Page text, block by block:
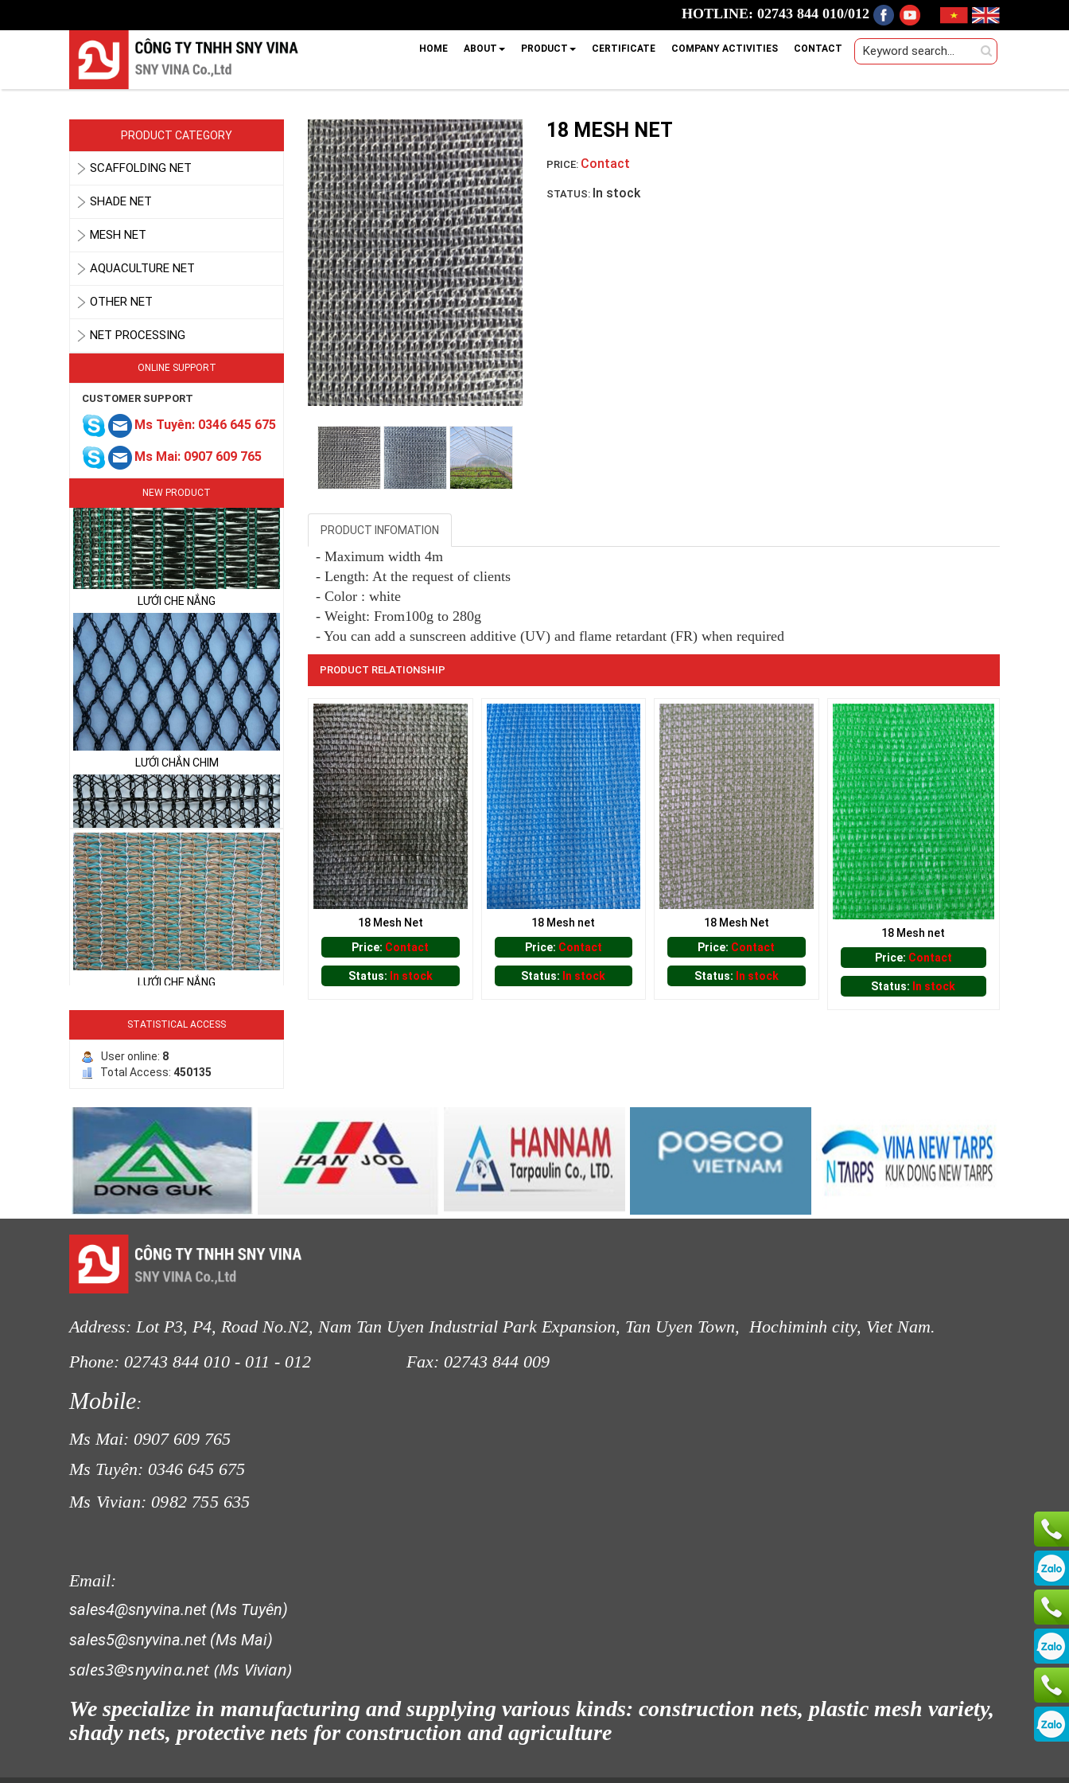
HOTLINE: 02743 844 010/012
HOME ABOUT PRODUCT CERTIFICATE COMPANY ACTIVITIES CONTACT
PRODUCT CATEGORY
SCAFFOLDING NET
SHADE NET
MESH NET
AQUACULTURE NET
OTHER NET
NET PROCESSING
ONLINE SUPPORT
CUSTOMER SUPPORT
Ms Tuyên: 0346 645 675
Ms Mai: 0907 609 765
NEW PRODUCT
LƯỚI CHE NẮNG
LƯỚI CHE NẮNG
LƯỚI CHẮN CHIM
LƯỚI PHƠI NÔNG SẢN
LƯỚI HÀNG RÀO HÌNH VUÔNG
LƯỚI NUÔI TRỒNG HẢI SẢN
LƯỚI CHẮN GIÓ
LƯỚI CHE NẮNG
LƯỚI CHE NẮNG
LƯỚI HÀNG RÀO HÌNH VUÔNG
STATISTICAL ACCESS
User online: 8
Total Access: 450135
18 MESH NET
PRICE: Contact
STATUS: In stock
PRODUCT INFOMATION
- Maximum width 4m
- Length: At the request of clients
- Color : white
- Weight: From100g to 280g
- You can add a sunscreen additive (UV) and flame retardant (FR) when required
PRODUCT RELATIONSHIP
18 Mesh Net
Price: Contact
Status: In stock
18 Mesh net
Price: Contact
Status: In stock
18 Mesh Net
Price: Contact
Status: In stock
18 Mesh net
Price: Contact
Status: In stock
Address: Lot P3, P4, Road No.N2, Nam Tan Uyen Industrial Park Expansion, Tan Uyen Town, Hochiminh city, Viet Nam.
Phone: 02743 844 010 - 011 - 012 Fax: 02743 844 009
Mobile:
Ms Mai: 0907 609 765
Ms Tuyên: 0346 645 675
Ms Vivian: 0982 755 635
Email:
sales4@snyvina.net (Ms Tuyên)
sales5@snyvina.net (Ms Mai)
sales3@snyvina.net (Ms Vivian)
We specialize in manufacturing and supplying various kinds: construction nets, plastic mesh variety,
shady nets, protective nets for construction and agriculture